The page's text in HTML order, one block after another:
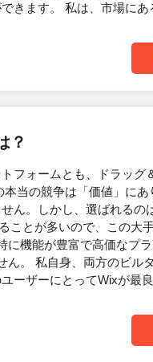
きます。 私は、市場に
？
フォームとも、ドラッグ
当の競争は「価値」にあ
ん。しかし、選ばれるの
ことが多いので、この大
機能が豊富で高価なプ
ん。 私自身、両方のビル
ーザーにとってWixが最